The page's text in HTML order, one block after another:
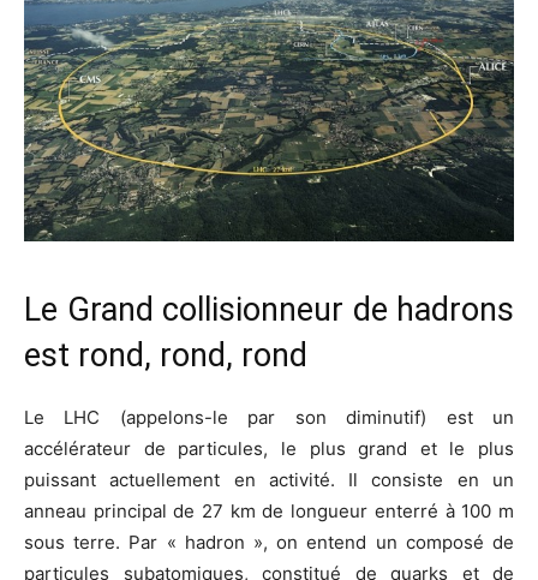
Le Grand collisionneur de hadrons
est rond, rond, rond
Le LHC (appelons-le par son diminutif) est un
accélérateur de particules, le plus grand et le plus
puissant actuellement en activité. Il consiste en un
anneau principal de 27 km de longueur enterré à 100 m
sous terre. Par « hadron », on entend un composé de
particules subatomiques, constitué de quarks et de